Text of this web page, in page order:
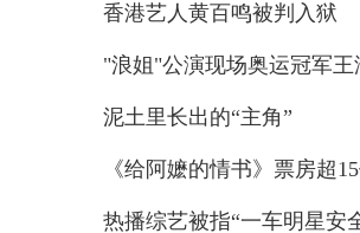
香港艺人黄百鸣被判入狱
"浪姐"公演现场奥运冠军
泥土里长出的“主角”
《给阿嬷的情书》票房超
热播综艺被指“一车明星安